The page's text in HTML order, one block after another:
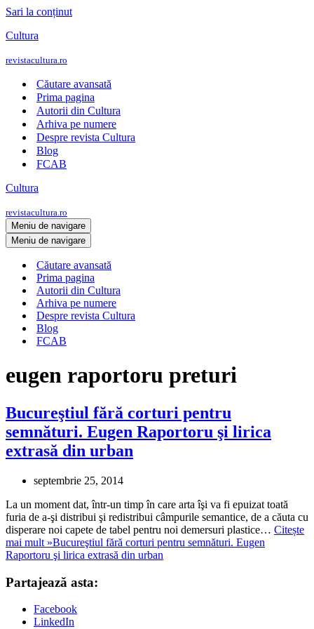
Sari la conținut
Cultura
revistacultura.ro
Căutare avansată
Prima pagina
Autorii din Cultura
Arhiva pe numere
Despre revista Cultura
Blog
FCAB
Cultura
revistacultura.ro
Meniu de navigare
Meniu de navigare
Căutare avansată
Prima pagina
Autorii din Cultura
Arhiva pe numere
Despre revista Cultura
Blog
FCAB
eugen raportoru preturi
Bucureştiul fără corturi pentru
semnături. Eugen Raportoru şi lirica
extrasă din urban
septembrie 25, 2014
La un moment dat, într-un timp în care arta îşi va fi epuizat toată
furia de a-şi distribui şi redistribui câmpurile semantice, de a căuta cu
disperare noi capete de tabel pentru noi demersuri plastice… Citește
mai mult »Bucureştiul fără corturi pentru semnături. Eugen
Raportoru şi lirica extrasă din urban
Partajează asta:
Facebook
LinkedIn